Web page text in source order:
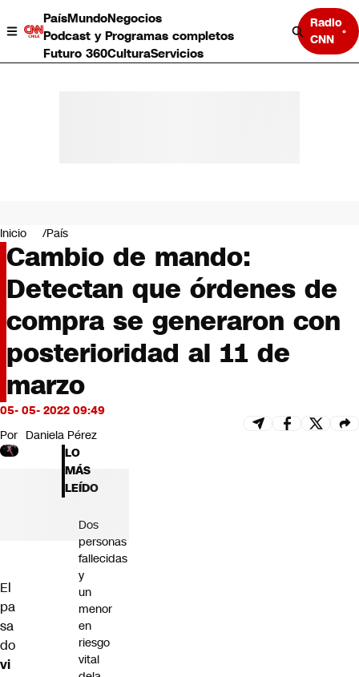
PaísMundoNegocios
Podcast y Programas completos
Futuro 360CulturaServicios
Radio
CNN
Negocios
Deportes
Programas completos
Cultura
Servicios
Bits
CNN Data
CNN tiempo
Opinión
Inicio País
Cambio de mando:
Detectan que órdenes de
compra se generaron con
posterioridad al 11 de
marzo
05- 05- 2022 09:49
Por Daniela Pérez
El
pa
sa
do
vi
LO
MÁS
LEÍDO
Dos
personas
fallecidas
y
un
menor
en
riesgo
vital